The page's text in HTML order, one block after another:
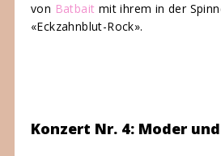
von Batbait mit ihrem in der
«Eckzahnblut-Rock».
Konzert Nr. 4: Moder